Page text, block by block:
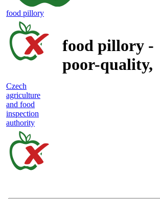
food pillory
food pillory -
poor-quality,
Czech
agriculture
and food
inspection
authority